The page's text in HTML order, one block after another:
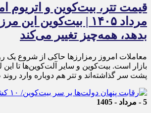
مرداد ۱۴۰۵ | بیت‌کوین
بدهد، همه‌چیز تغییر می‌کند
معاملات امروز رمزارز‌ها حاکی از شروع یک
بازار است. بیت‌کوین و سایر آلت‌کوین‌ها تا این
پشت سر گذاشته‌اند و تتر هم دوباره وارد
5 - مرداد - 1405